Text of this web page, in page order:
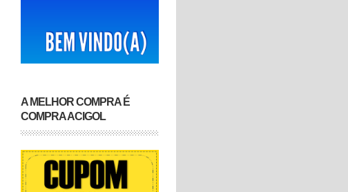
A MELHOR COMPRA É
COMPRA ACIGOL